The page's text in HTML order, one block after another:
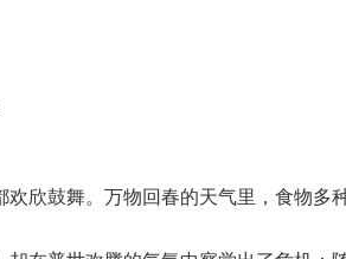
欣鼓舞。万物回春的天气里，食物多